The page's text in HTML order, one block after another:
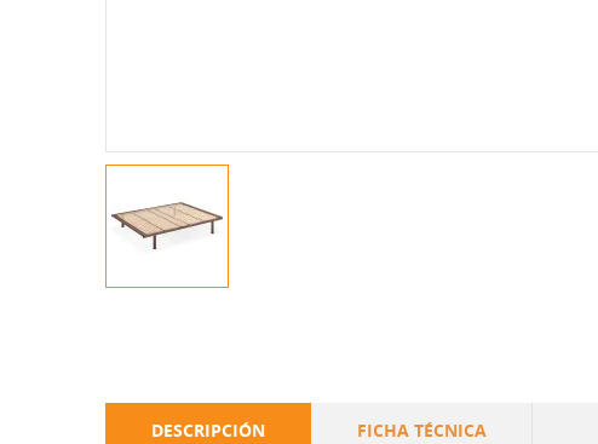
DESCRIPCIÓN FICHA TÉCNICA